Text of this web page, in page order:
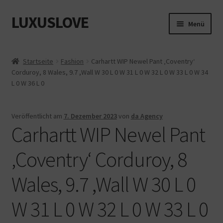
Zur
Navigation
Zum
Inhalt
LUXUSLOVE Menü
Cookie-Richtlinie (EU)
Impressum
Kasse
Mein Konto
Shop
Startseite Fashion
Carhartt WIP Newel Pant ‚Coventry‘
Corduroy, 8 Wales, 9.7 ,Wall W 30 L 0 W 31 L 0 W 32 L 0 W 33 L 0 W 34
L 0 W 36 L 0
Veröffentlicht am 7. Dezember 2023von da Agency
Carhartt WIP Newel Pant
‚Coventry‘ Corduroy, 8
Wales, 9.7 ,Wall W 30 L 0
W 31 L 0 W 32 L 0 W 33 L 0